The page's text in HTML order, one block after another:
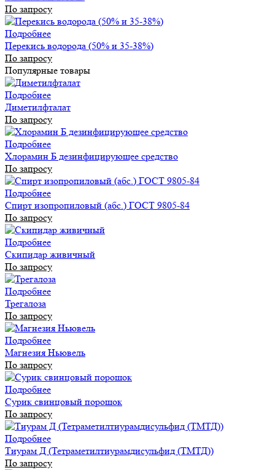
По запросу
Подробнее
Перекись водорода (50% и 35-38%)
По запросу
Популярные товары
Подробнее
Диметилфталат
По запросу
Подробнее
Хлорамин Б дезинфицирующее средство
По запросу
Подробнее
Спирт изопропиловый (абс.) ГОСТ 9805-84
По запросу
Подробнее
Скипидар живичный
По запросу
Подробнее
Трегалоза
По запросу
Подробнее
Магнезия Ньювель
По запросу
Подробнее
Сурик свинцовый порошок
По запросу
Подробнее
Тиурам Д (Тетраметилтиурамдисульфид (ТМТД))
По запросу